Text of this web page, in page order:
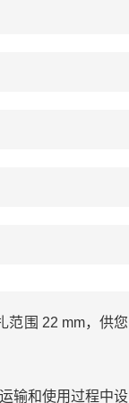
范围 22 mm，供您
输和使用过程中设